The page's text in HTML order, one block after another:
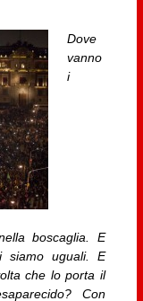
Dove
vanno
i
boscaglia. E
siamo uguali.
E
che lo porta il
Con